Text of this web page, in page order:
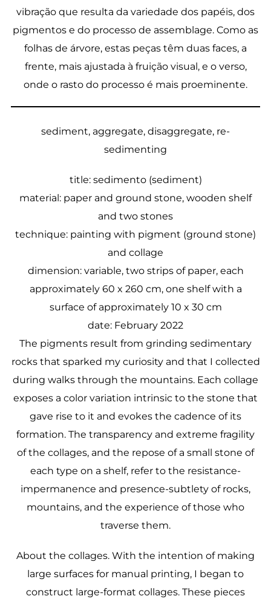
vibração que resulta da variedade dos papéis, dos
pigmentos e do processo de assemblage. Como as
folhas de árvore, estas peças têm duas faces, a
frente, mais ajustada à fruição visual, e o verso,
onde o rasto do processo é mais proeminente.
sediment, aggregate, disaggregate, re-
sedimenting
title: sedimento (sediment)
material: paper and ground stone, wooden shelf
and two stones
technique: painting with pigment (ground stone)
and collage
dimension: variable, two strips of paper, each
approximately 60 x 260 cm, one shelf with a
surface of approximately 10 x 30 cm
date: February 2022
The pigments result from grinding sedimentary
rocks that sparked my curiosity and that I collected
during walks through the mountains. Each collage
exposes a color variation intrinsic to the stone that
gave rise to it and evokes the cadence of its
formation. The transparency and extreme fragility
of the collages, and the repose of a small stone of
each type on a shelf, refer to the resistance-
impermanence and presence-subtlety of rocks,
mountains, and the experience of those who
traverse them.
About the collages. With the intention of making
large surfaces for manual printing, I began to
construct large-format collages. These pieces